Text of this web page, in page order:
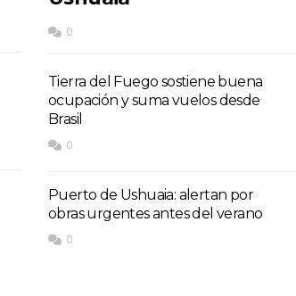
0
Tierra del Fuego sostiene buena
ocupación y suma vuelos desde
Brasil
0
Puerto de Ushuaia: alertan por
obras urgentes antes del verano
0